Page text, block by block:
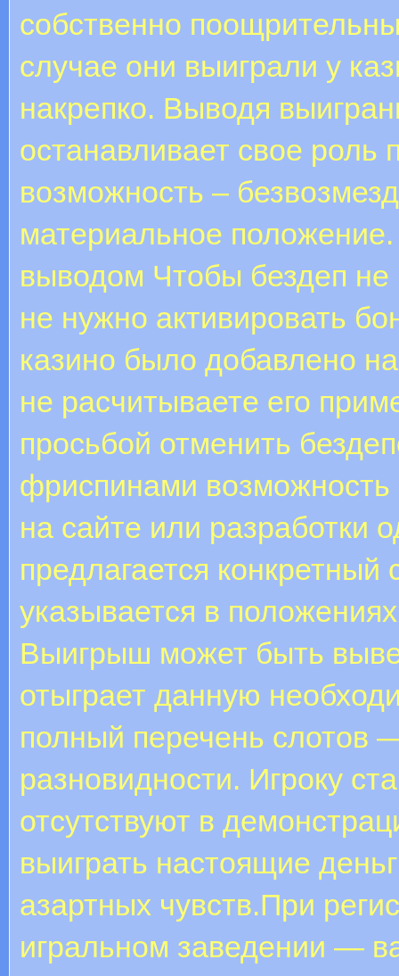
собственно
случае они выиграли у
накрепко. Выводя
останавливает свое роль
возможность –
материальное
выводом Чтобы бездеп
не нужно активировать
казино было добавлено
не расчитываете его
просьбой отменить
фриспинами возможность
на сайте или разработки
предлагается
указывается в
Выигрыш может быть
отыграет данную
полный перечень слотов
разновидности. Игроку
отсутствуют в
выиграть настоящие
азартных чувств.При
игральном заведении —